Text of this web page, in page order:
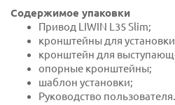
Содержимое упаковки
Привод LIWIN L35 Slim;
кронштейны для установки
кронштейн для
опорные кронштейны;
шаблон установки;
Руководство пользователя.